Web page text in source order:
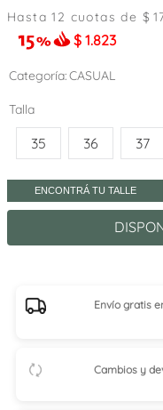
Hasta12 cuotas de $
$ 1.823
Categoría CASUAL
Talla
35 36 37
ENCONTRÁ TU TALLE
Envío gratis
Cambios y